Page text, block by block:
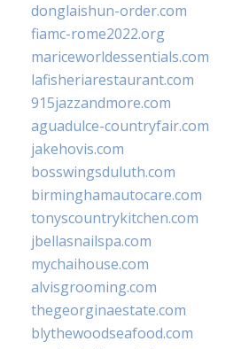
donglaishun-order.com
fiamc-rome2022.org
mariceworldessentials.com
lafisheriarestaurant.com
915jazzandmore.com
aguadulce-countryfair.com
jakehovis.com
bosswingsduluth.com
birminghamautocare.com
tonyscountrykitchen.com
jbellasnailspa.com
mychaihouse.com
alvisgrooming.com
thegeorginaestate.com
blythewoodseafood.com